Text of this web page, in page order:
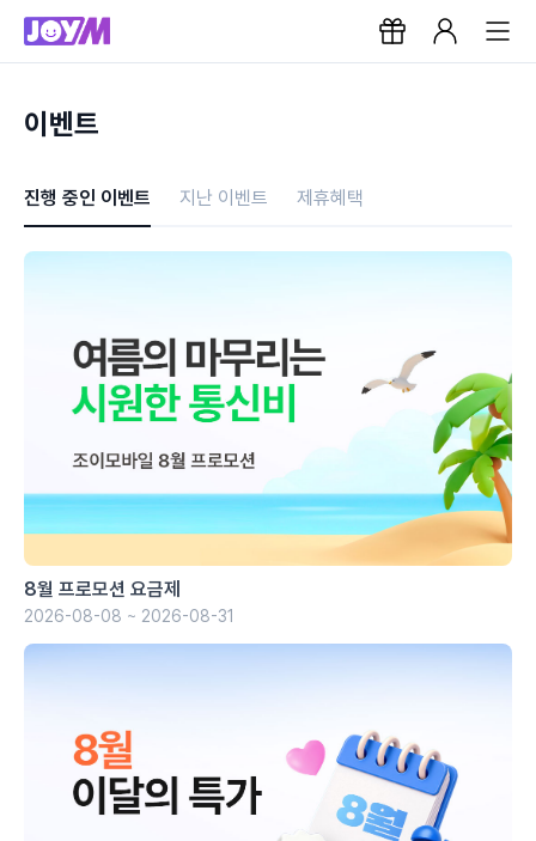
이벤트
진행 중인 이벤트 지난 이벤트 제휴혜택
8월 프로모션 요금제
2026-08-08 ~ 2026-08-31